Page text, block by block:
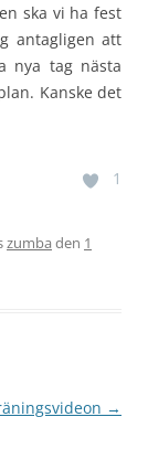
ska vi ha fest
antagligen att
nya tag nästa
Kanske det
1
zumba den 1
→